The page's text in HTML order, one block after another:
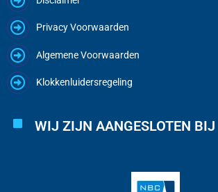
Privacy Voorwaarden
Algemene Voorwaarden
Klokkenluidersregeling
WIJ ZIJN AANGESLOTEN BIJ